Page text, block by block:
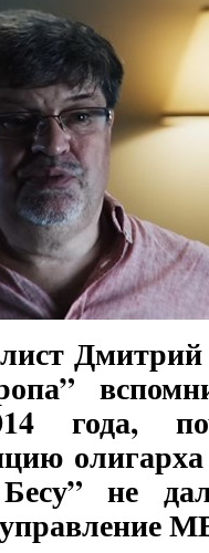
года,
Бесу” не
управление